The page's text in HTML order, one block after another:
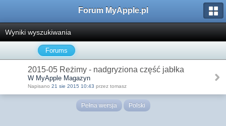
Forum MyApple.pl
Wyniki wyszukiwania
Forums
2015-05 Reżimy - nadgryziona część jabłka
W MyApple Magazyn
Napisano 21 sie 2015 10:43 przez tomasz
Pełna wersja Polski